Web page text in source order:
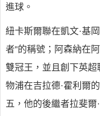
進球。
紐卡斯爾聯在凱文·基
者”的稱號；阿森納在
雙冠王，並且創下英超
物浦在吉拉德·霍利爾
五，他的後繼者拉斐